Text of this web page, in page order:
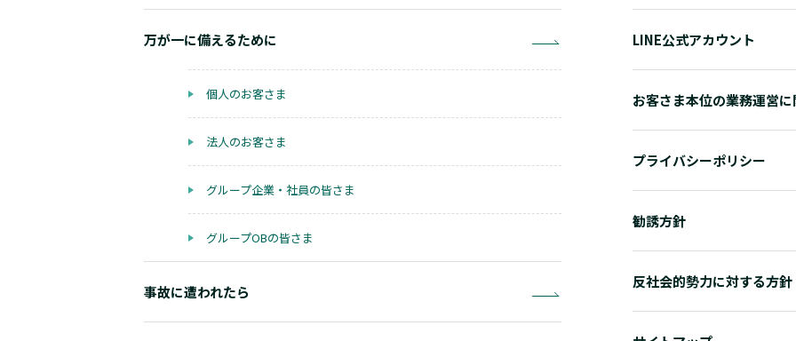
万が一に備えるために
個人のお客さま
法人のお客さま
グループ企業・社員の皆さま
グループOBの皆さま
事故に遭われたら
LINE公式アカウント
お客さま本位の業務運営
プライバシーポリシー
勧誘方針
反社会的勢力に対する方針